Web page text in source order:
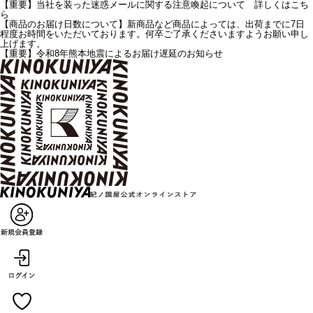
【重要】当社を装った迷惑メールに関する注意喚起について 詳しくはこち
ら
【商品のお届け日数について】新商品など商品によっては、出荷までに7日
程度お時間をいただいております。何卒ご了承くださいますようお願い申し
上げます。
【重要】令和8年熊本地震によるお届け遅延のお知らせ